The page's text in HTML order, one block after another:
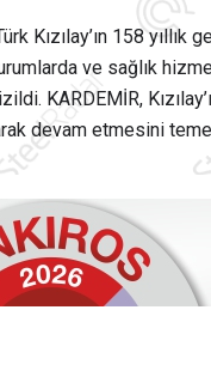
Kızılay’ın 158 yıllık
ve sağlık
KARDEMİR,
devam etmesini